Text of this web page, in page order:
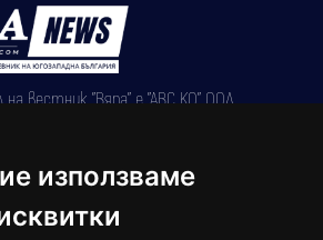
използваме
вестник "Вяра" е "АВС КО" ООД,
година.
Ботев" 43